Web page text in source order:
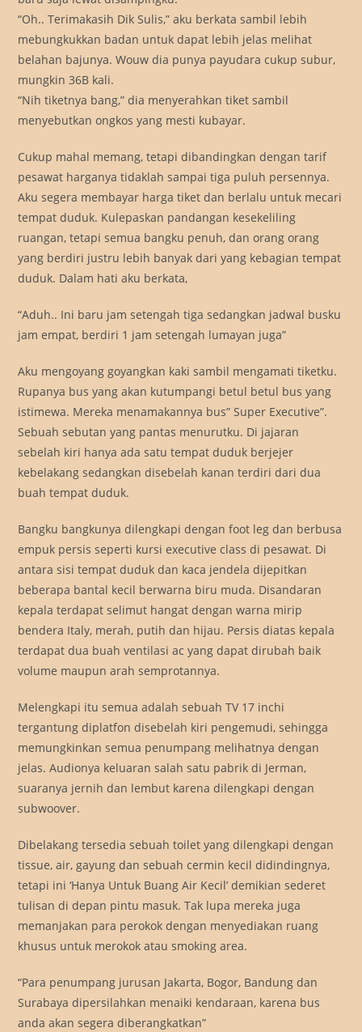
“Oh.. Terimakasih Dik Sulis,” aku berkata sambil lebih
mebungkukkan badan untuk dapat lebih jelas melihat
belahan bajunya. Wouw dia punya payudara cukup subur,
mungkin 36B kali.
“Nih tiketnya bang,” dia menyerahkan tiket sambil
menyebutkan ongkos yang mesti kubayar.
Cukup mahal memang, tetapi dibandingkan dengan tarif
pesawat harganya tidaklah sampai tiga puluh persennya.
Aku segera membayar harga tiket dan berlalu untuk mecari
tempat duduk. Kulepaskan pandangan kesekeliling
ruangan, tetapi semua bangku penuh, dan orang orang
yang berdiri justru lebih banyak dari yang kebagian tempat
duduk. Dalam hati aku berkata,
“Aduh.. Ini baru jam setengah tiga sedangkan jadwal busku
jam empat, berdiri 1 jam setengah lumayan juga”
Aku mengoyang goyangkan kaki sambil mengamati tiketku.
Rupanya bus yang akan kutumpangi betul betul bus yang
istimewa. Mereka menamakannya bus” Super Executive”.
Sebuah sebutan yang pantas menurutku. Di jajaran
sebelah kiri hanya ada satu tempat duduk berjejer
kebelakang sedangkan disebelah kanan terdiri dari dua
buah tempat duduk.
Bangku bangkunya dilengkapi dengan foot leg dan berbusa
empuk persis seperti kursi executive class di pesawat. Di
antara sisi tempat duduk dan kaca jendela dijepitkan
beberapa bantal kecil berwarna biru muda. Disandaran
kepala terdapat selimut hangat dengan warna mirip
bendera Italy, merah, putih dan hijau. Persis diatas kepala
terdapat dua buah ventilasi ac yang dapat dirubah baik
volume maupun arah semprotannya.
Melengkapi itu semua adalah sebuah TV 17 inchi
tergantung diplatfon disebelah kiri pengemudi, sehingga
memungkinkan semua penumpang melihatnya dengan
jelas. Audionya keluaran salah satu pabrik di Jerman,
suaranya jernih dan lembut karena dilengkapi dengan
subwoover.
Dibelakang tersedia sebuah toilet yang dilengkapi dengan
tissue, air, gayung dan sebuah cermin kecil didindingnya,
tetapi ini ‘Hanya Untuk Buang Air Kecil’ demikian sederet
tulisan di depan pintu masuk. Tak lupa mereka juga
memanjakan para perokok dengan menyediakan ruang
khusus untuk merokok atau smoking area.
“Para penumpang jurusan Jakarta, Bogor, Bandung dan
Surabaya dipersilahkan menaiki kendaraan, karena bus
anda akan segera diberangkatkan”